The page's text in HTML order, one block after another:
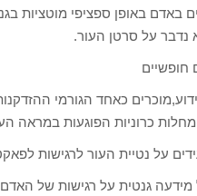
באופן ספציפי מוטציות
נדבר על סרטן העור.
כאחד הגורמי
כרוניות הפוגעות במראה
גנטית על רגישות של